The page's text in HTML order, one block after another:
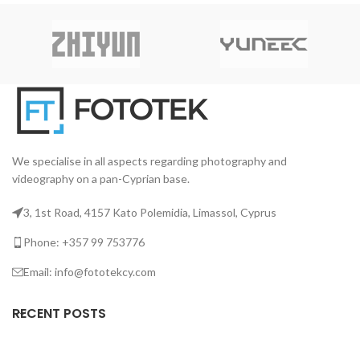
ενσωματωμένα χειριστήρια και
την πλήρη ευελιξία χρήσης
μοντούρα Bowens
We specialise in all aspects regarding photography and
videography on a pan-Cyprian base.
3, 1st Road, 4157 Kato Polemidia, Limassol, Cyprus
Phone: +357 99 753776
Email: info@fototekcy.com
RECENT POSTS